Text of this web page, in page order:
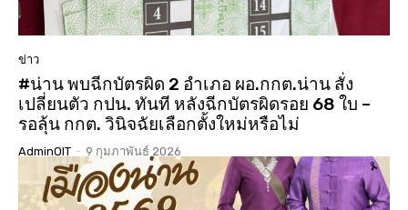
ข่าว
#น่าน พบฉีกบัตรผิด 2 อำเภอ ผอ.กกต.น่าน สั่ง
เปลี่ยนตัว กปน. ทันที หลังฉีกบัตรผิดรอย 68 ใบ –
รอลุ้น กกต. วินิจฉัยเลือกตั้งใหม่หรือไม่
AdminOIT - 9 กุมภาพันธ์ 2026